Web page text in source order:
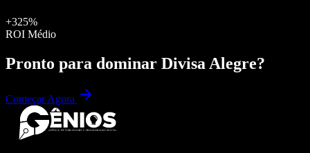
+325%
ROI Médio
Pronto para dominar Divisa Alegre?
Começar Agora